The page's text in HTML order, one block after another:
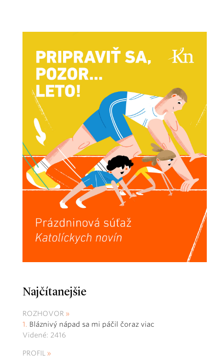
Najčítanejšie
ROZHOVOR
Bláznivý nápad sa mi páčil čoraz viac
Videné: 2416
PROFIL